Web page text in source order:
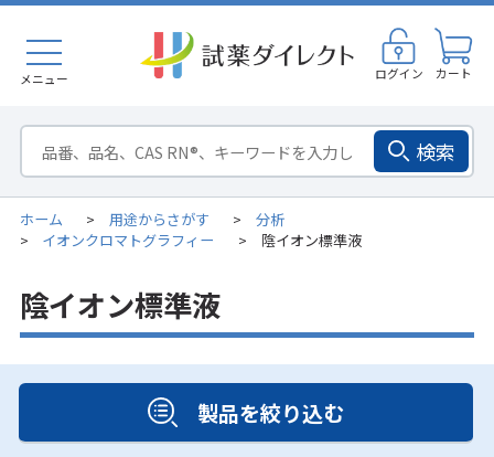
メニュー ログイン カート
検索
ホーム > 用途からさがす > 分析
> イオンクロマトグラフィー > 陰イオン標準液
陰イオン標準液
製品を絞り込む